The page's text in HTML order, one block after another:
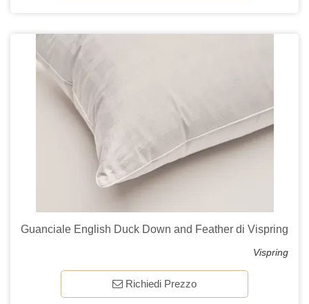
Guanciale English Duck Down and Feather di Vispring
Vispring
Richiedi Prezzo